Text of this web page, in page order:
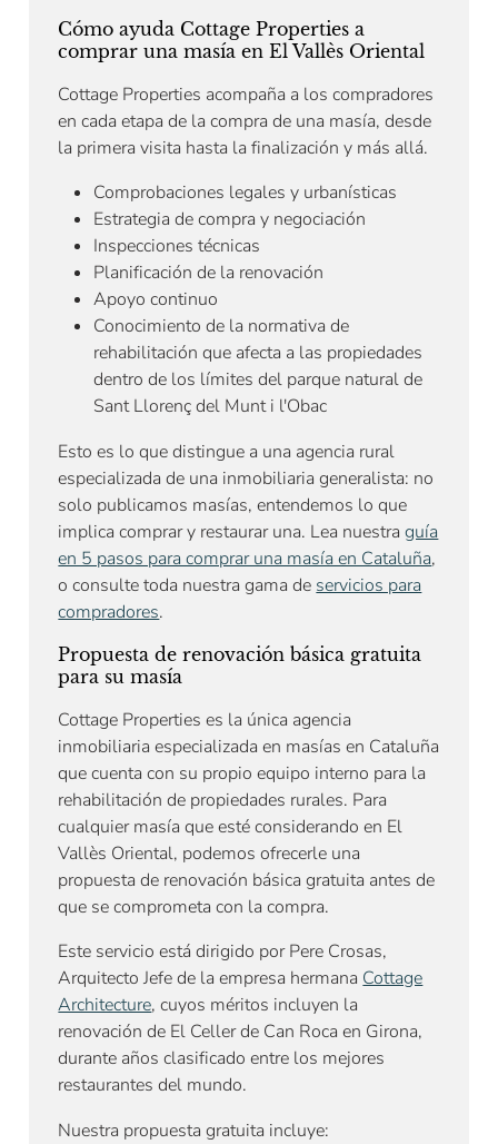
Cómo ayuda Cottage Properties a
comprar una masía en El Vallès Oriental
Cottage Properties acompaña a los compradores
en cada etapa de la compra de una masía, desde
la primera visita hasta la finalización y más allá.
Comprobaciones legales y urbanísticas
Estrategia de compra y negociación
Inspecciones técnicas
Planificación de la renovación
Apoyo continuo
Conocimiento de la normativa de
rehabilitación que afecta a las propiedades
dentro de los límites del parque natural de
Sant Llorenç del Munt i l'Obac
Esto es lo que distingue a una agencia rural
especializada de una inmobiliaria generalista: no
solo publicamos masías, entendemos lo que
implica comprar y restaurar una. Lea nuestraguía
en 5 pasos para comprar una masía en Cataluña,
o consulte toda nuestra gama de servicios para
compradores.
Propuesta de renovación básica gratuita
para su masía
Cottage Properties es la única agencia
inmobiliaria especializada en masías en Cataluña
que cuenta con su propio equipo interno para la
rehabilitación de propiedades rurales. Para
cualquier masía que esté considerando en El
Vallès Oriental, podemos ofrecerle una
propuesta de renovación básica gratuita antes de
que se comprometa con la compra.
Este servicio está dirigido por Pere Crosas,
Arquitecto Jefe de la empresa hermana Cottage
Architecture, cuyos méritos incluyen la
renovación de El Celler de Can Roca en Girona,
durante años clasificado entre los mejores
restaurantes del mundo.
Nuestra propuesta gratuita incluye: